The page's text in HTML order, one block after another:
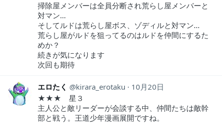
掃除屋メンバーは全員分断され荒らし屋メンバーと
対マン…
そしてルドは荒らし屋ボス、ゾディルと対マン…
荒らし屋がルドを狙ってるのはルドを仲間にするた
めか？
続きが気になります
次回も期待
エロたく kirara_erotaku
10月20日
★★★ 星３
主人公と敵リーダーが会談する中、仲間たちは敵幹
部と戦う。王道少年漫画展開ですね。